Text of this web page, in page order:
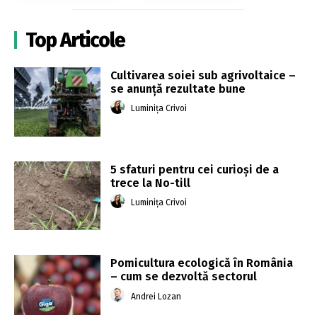
Top Articole
Cultivarea soiei sub agrivoltaice –
se anunță rezultate bune
Luminița Crivoi
5 sfaturi pentru cei curioși de a
trece la No-till
Luminița Crivoi
Pomicultura ecologică în România
– cum se dezvoltă sectorul
Andrei Lozan